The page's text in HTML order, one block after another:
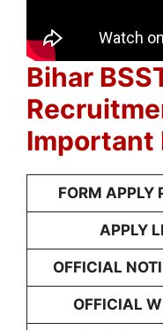
Bihar
Important
FORM APPLY
APPLY
OFFICIAL
OFFICIAL